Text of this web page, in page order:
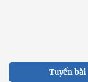
Tuyến bài